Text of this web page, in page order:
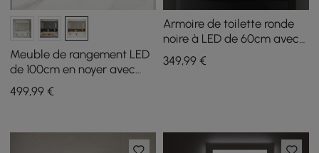
Meuble de rangement LED
de 100cm en noyer avec
éclairage réglable,
désembueur et horloge
499,99 €
Armoire de toilette ronde
noire à LED de 60cm avec
rangement, anti-buée,
dimmable
349,99€